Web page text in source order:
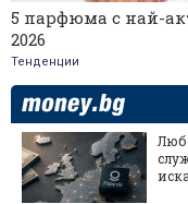
5 парфюма с най-
2026
Тенденции